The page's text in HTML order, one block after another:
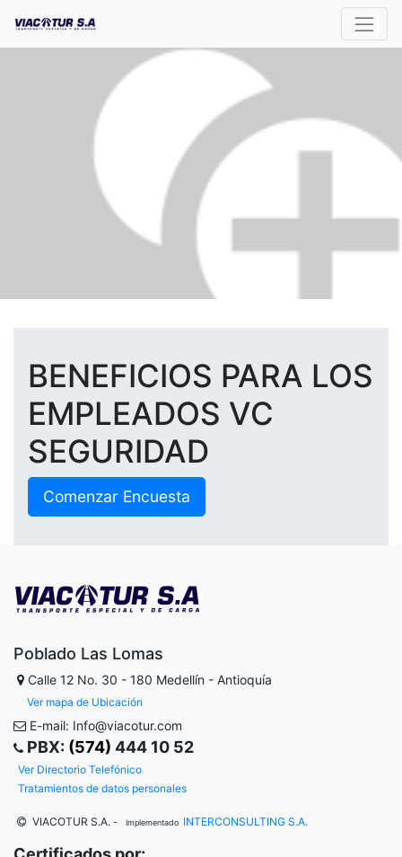
BENEFICIOS PARA LOS
EMPLEADOS VC
SEGURIDAD
Comenzar Encuesta
Poblado Las Lomas
Calle 12 No. 30 - 180 Medellín - Antioquía
Ver mapa de Ubicación
E-mail: Info@viacotur.com
PBX: (574) 444 10 52
Ver Directorio Telefónico
Tratamientos de datos personales
VIACOTUR S.A. - Implementado INTERCONSULTING S.A.